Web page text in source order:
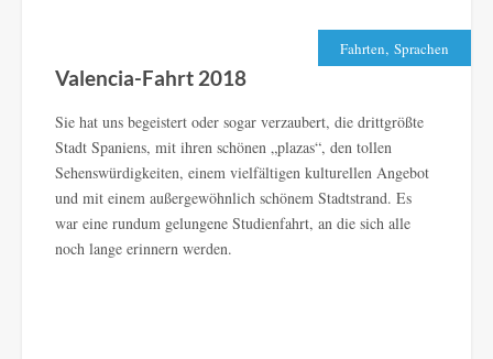
Fahrten, Sprachen
Valencia-Fahrt 2018
Sie hat uns begeistert oder sogar verzaubert, die drittgrößte
Stadt Spaniens, mit ihren schönen „plazas“, den tollen
Sehenswürdigkeiten, einem vielfältigen kulturellen Angebot
und mit einem außergewöhnlich schönem Stadtstrand. Es
war eine rundum gelungene Studienfahrt, an die sich alle
noch lange erinnern werden.